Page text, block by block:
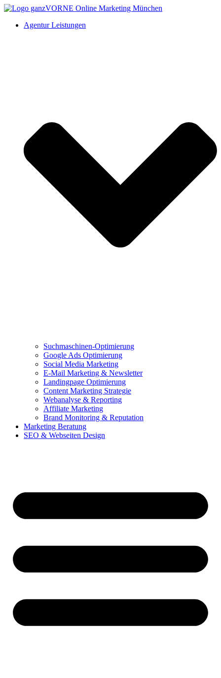
Agentur Leistungen
Suchmaschinen-Optimierung
Google Ads Optimierung
Social Media Marketing
E-Mail Marketing & Newsletter
Landingpage Optimierung
Content Marketing Strategie
Webanalyse & Reporting
Affiliate Marketing
Brand Monitoring & Reputation
Marketing Beratung
SEO & Webseiten Design